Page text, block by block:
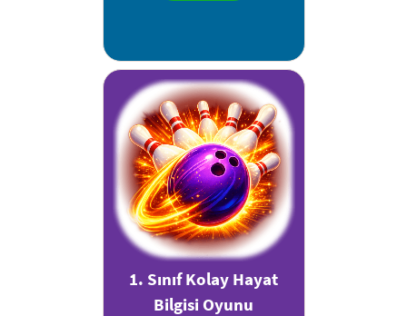
1. Sınıf Kolay Hayat
Bilgisi Oyunu